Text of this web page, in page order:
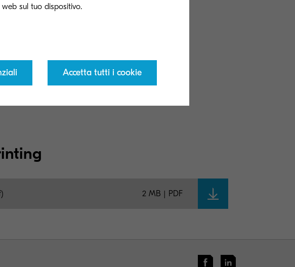
massimo il ritornodi
2 MB | PDF
inserire solo i cookie necessari per la corretta visualizzazione del nostro sito web sul tuo dispositivo.
Accetta tutti i cookie